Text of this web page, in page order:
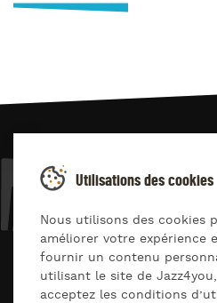
JAZZ4
© Jazz4you 2019 – 2026 Tous
Utilisations des cookies
Nous utilisons des cookies
améliorer votre expérience
fournir un contenu
utilisant le site de
acceptez les conditions